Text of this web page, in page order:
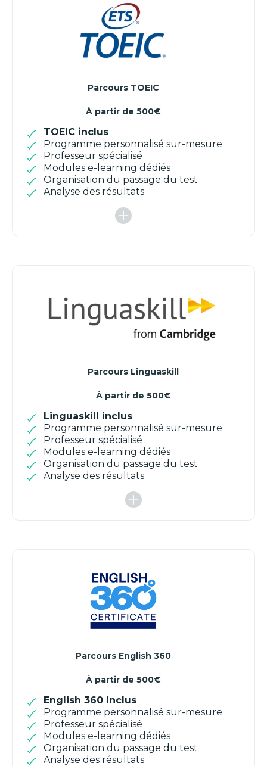
Parcours TOEIC
À partir de 500€
TOEIC inclus
Programme personnalisé sur-mesure
Professeur spécialisé
Modules e-learning dédiés
Organisation du passage du test
Analyse des résultats
Parcours Linguaskill
À partir de 500€
Linguaskill inclus
Programme personnalisé sur-mesure
Professeur spécialisé
Modules e-learning dédiés
Organisation du passage du test
Analyse des résultats
Parcours English 360
À partir de 500€
English 360 inclus
Programme personnalisé sur-mesure
Professeur spécialisé
Modules e-learning dédiés
Organisation du passage du test
Analyse des résultats